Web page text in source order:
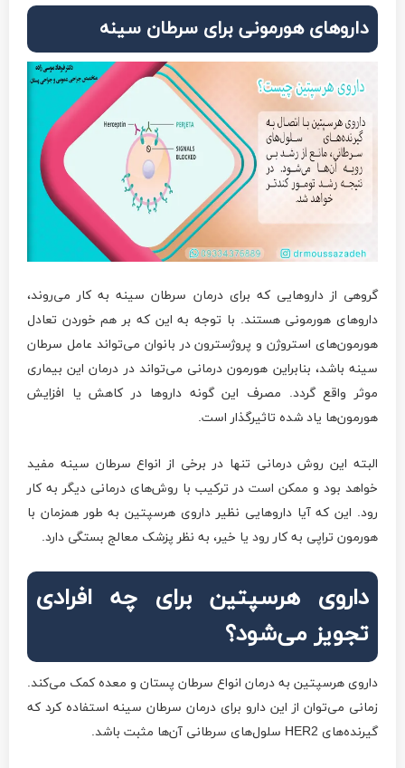
داروهای هورمونی برای سرطان سینه
گروهی از داروهایی که برای درمان سرطان سینه به کار می‌روند،
داروهای هورمونی هستند. با توجه به این که بر هم خوردن تعادل
هورمون‌های استروژن و پروژسترون در بانوان می‌تواند عامل سرطان
سینه باشد، بنابراین هورمون درمانی می‌تواند در درمان این بیماری
موثر واقع گردد. مصرف این گونه داروها در کاهش یا افزایش
هورمون‌ها یاد شده تاثیرگذار است.
البته این روش درمانی تنها در برخی از انواع سرطان سینه مفید
خواهد بود و ممکن است در ترکیب با روش‌های درمانی دیگر به کار
رود. این که آیا داروهایی نظیر داروی هرسپتین به طور همزمان با
هورمون تراپی به کار رود یا خیر، به نظر پزشک معالج بستگی دارد.
داروی هرسپتین برای چه افرادی
تجویز می‌شود؟
داروی هرسپتین به درمان انواع سرطان پستان و معده کمک می‌کند.
زمانی می‌توان از این دارو برای درمان سرطان سینه استفاده کرد که
گیرنده‌های HER2 سلول‌های سرطانی آن‌ها مثبت باشد.